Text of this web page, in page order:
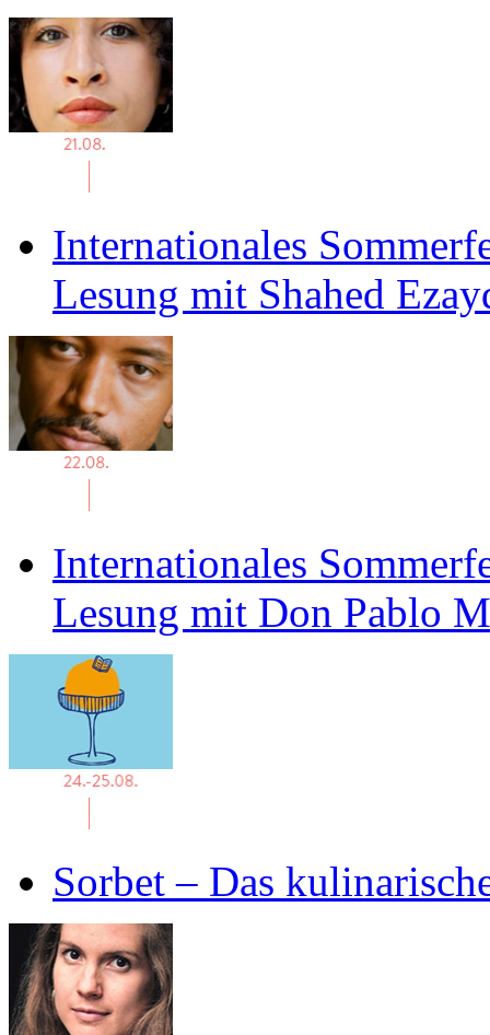
Internationales
Lesung mit Shahed
Internationales
Lesung mit Don Pablo
Sorbet – Das